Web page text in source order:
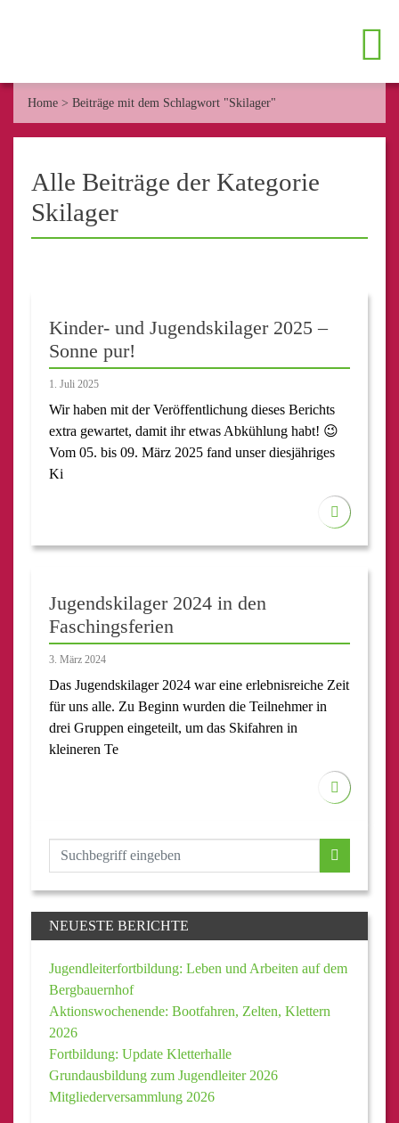
Home > Beiträge mit dem Schlagwort "Skilager"
Alle Beiträge der Kategorie
Skilager
Kinder- und Jugendskilager 2025 –
Sonne pur!
1. Juli 2025
Wir haben mit der Veröffentlichung dieses Berichts
extra gewartet, damit ihr etwas Abkühlung habt! 😉
Vom 05. bis 09. März 2025 fand unser diesjähriges
Ki
Jugendskilager 2024 in den
Faschingsferien
3. März 2024
Das Jugendskilager 2024 war eine erlebnisreiche Zeit
für uns alle. Zu Beginn wurden die Teilnehmer in
drei Gruppen eingeteilt, um das Skifahren in
kleineren Te
NEUESTE BERICHTE
Jugendleiterfortbildung: Leben und Arbeiten auf dem
Bergbauernhof
Aktionswochenende: Bootfahren, Zelten, Klettern
2026
Fortbildung: Update Kletterhalle
Grundausbildung zum Jugendleiter 2026
Mitgliederversammlung 2026